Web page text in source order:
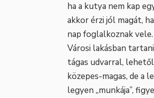
ha a kutya nem kap
akkor érzi jól magát,
nap foglalkoznak vele.
Városi lakásban
tágas udvarral,
közepes-magas, de a
legyen „munkája”,